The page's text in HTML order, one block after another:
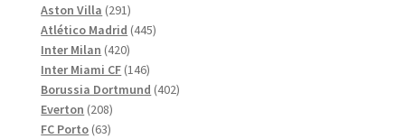
produkter
Aston Villa 291291
produkter
Atlético Madrid 445445
Inter Milan 420420
produkter
Inter Miami CF 146146
produkter
Borussia Dortmund 402402
Everton 208208
produkter
FC Porto 6363